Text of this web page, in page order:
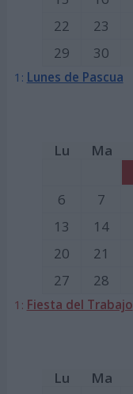
22
23
29
30
1: Lunes de Pascua
Lu Ma
6
7
13
14
20
21
27
28
1: Fiesta del Trabajo
Lu Ma